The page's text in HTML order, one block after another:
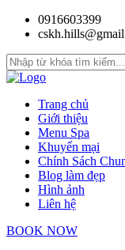
0916603399
Trang chủ
Giới thiệu
Menu Spa
Khuyến mại
Chính Sách
Blog làm đẹp
Hình ảnh
Liên hệ
BOOK NOW